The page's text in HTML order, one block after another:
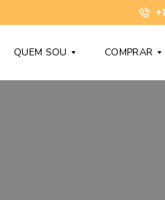
QUEM SOU COMPRAR